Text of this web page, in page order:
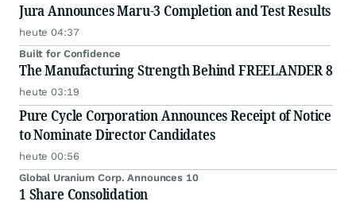
Jura Announces Maru-3 Completion and Test Results
heute 04:37
Built for Confidence
The Manufacturing Strength Behind FREELANDER 8
heute 03:19
Pure Cycle Corporation Announces Receipt of Notice
to Nominate Director Candidates
heute 00:56
Global Uranium Corp. Announces 10
1 Share Consolidation